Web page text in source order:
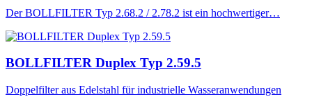
Der BOLLFILTER Typ 2.68.2 / 2.78.2 ist ein hochwertiger…
BOLLFILTER Duplex Typ 2.59.5
Doppelfilter aus Edelstahl für industrielle Wasseranwendungen